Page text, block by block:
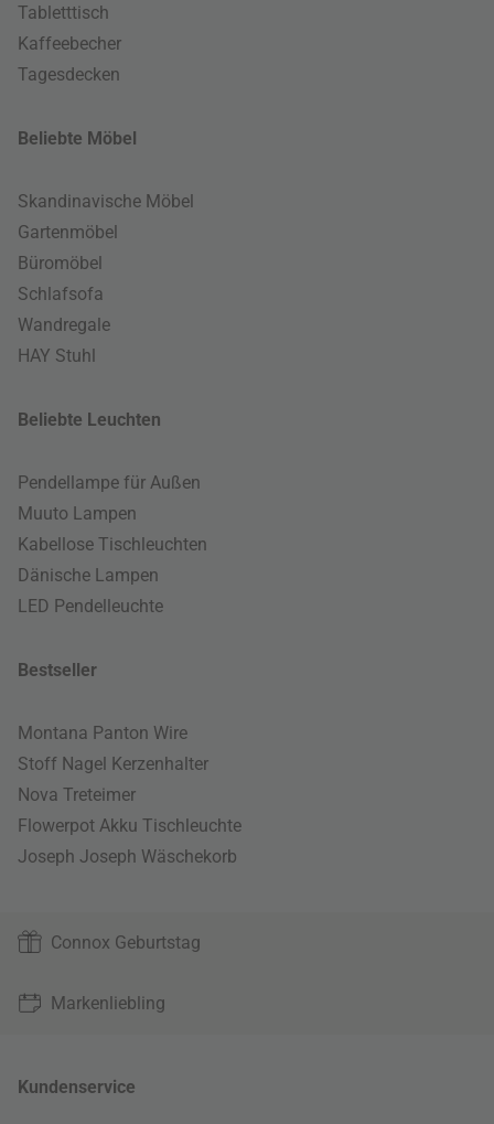
Tabletttisch
Kaffeebecher
Tagesdecken
Beliebte Möbel
Skandinavische Möbel
Gartenmöbel
Büromöbel
Schlafsofa
Wandregale
HAY Stuhl
Beliebte Leuchten
Pendellampe für Außen
Muuto Lampen
Kabellose Tischleuchten
Dänische Lampen
LED Pendelleuchte
Bestseller
Montana Panton Wire
Stoff Nagel Kerzenhalter
Nova Treteimer
Flowerpot Akku Tischleuchte
Joseph Joseph Wäschekorb
Connox Geburtstag
Markenliebling
Kundenservice